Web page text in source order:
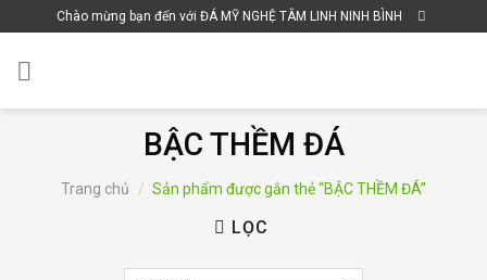
to
content
Chào mừng bạn đến với ĐÁ MỸ NGHỆ TÂM LINH NINH BÌNH
BẬC THỀM ĐÁ
Trang chủ / Sản phẩm được gắn thẻ “BẬC THỀM ĐÁ”
LỌC